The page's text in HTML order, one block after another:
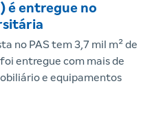
é entregue no
no PAS tem 3,7 mil m² de
entregue com mais de
e equipamentos